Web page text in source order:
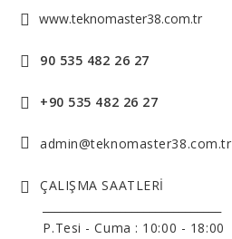
www.teknomaster38.com.tr
90 535 482 26 27
+90 535 482 26 27
admin@teknomaster38.com.tr
ÇALIŞMA SAATLERİ
P.Tesi - Cuma : 10:00 - 18:00